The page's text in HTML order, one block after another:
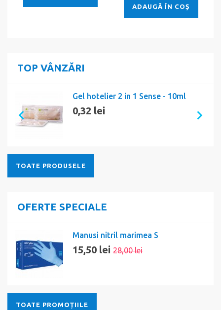
ADAUGĂ ÎN COȘ
TOP VÂNZĂRI
Gel hotelier 2 in 1 Sense - 10ml
0,32 lei
TOATE PRODUSELE
OFERTE SPECIALE
Manusi nitril marimea S
15,50 lei 28,00 lei
TOATE PROMOȚIILE